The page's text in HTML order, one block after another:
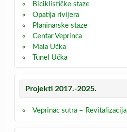
Biciklističke staze
Opatija rivijera
Planinarske staze
Centar Veprinca
Mala Učka
Tunel Učka
Projekti 2017.-2025.
Veprinac sutra – Revitalizacija